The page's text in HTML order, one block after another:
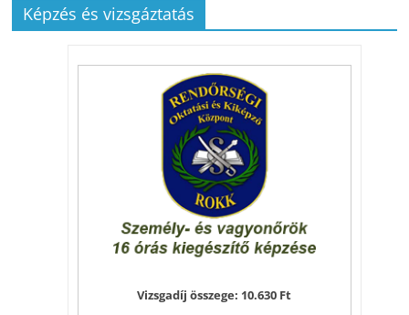
Képzés és vizsgáztatás
Vizsgadíj összege: 10.630 Ft